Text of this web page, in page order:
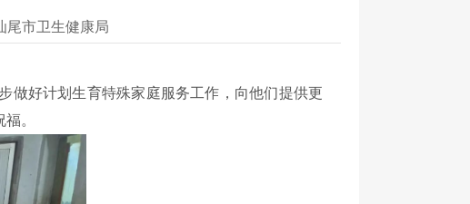
尾市卫生健康局
做好计划生育特殊家庭服务工作，向他们提供更
。